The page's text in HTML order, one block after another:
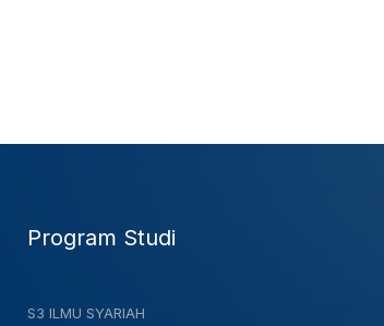
Program Studi
S3 ILMU SYARIAH